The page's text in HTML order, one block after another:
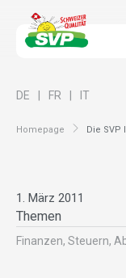
Homepage Die SVP
DE FR IT
1. März 2011
Themen
Finanzen, Steuern,